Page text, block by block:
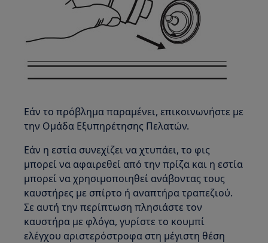
Εάν το πρόβλημα παραμένει, επικοινωνήστε με
την Ομάδα Εξυπηρέτησης Πελατών.
Εάν η εστία συνεχίζει να χτυπάει, το φις
μπορεί να αφαιρεθεί από την πρίζα και η εστία
μπορεί να χρησιμοποιηθεί ανάβοντας τους
καυστήρες με σπίρτο ή αναπτήρα τραπεζιού.
Σε αυτή την περίπτωση πλησιάστε τον
καυστήρα με φλόγα, γυρίστε το κουμπί
ελέγχου αριστερόστροφα στη μέγιστη θέση